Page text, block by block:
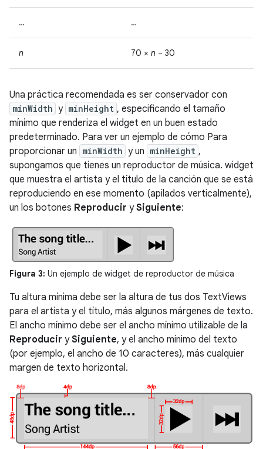
… …
n 70 × n − 30
Una práctica recomendada es ser conservador con
minWidth y minHeight , especificando el tamaño
mínimo que renderiza el widget en un buen estado
predeterminado. Para ver un ejemplo de cómo Para
proporcionar un minWidth y un minHeight ,
supongamos que tienes un reproductor de música. widget
que muestra el artista y el título de la canción que se está
reproduciendo en ese momento (apilados verticalmente),
un los botones Reproducir ySiguiente:
Figura 3: Un ejemplo de widget de reproductor de música
Tu altura mínima debe ser la altura de tus dos TextViews
para el artista y el título, más algunos márgenes de texto.
El ancho mínimo debe ser el ancho mínimo utilizable de la
Reproducir ySiguiente, y el ancho mínimo del texto
(por ejemplo, el ancho de 10 caracteres), más cualquier
margen de texto horizontal.